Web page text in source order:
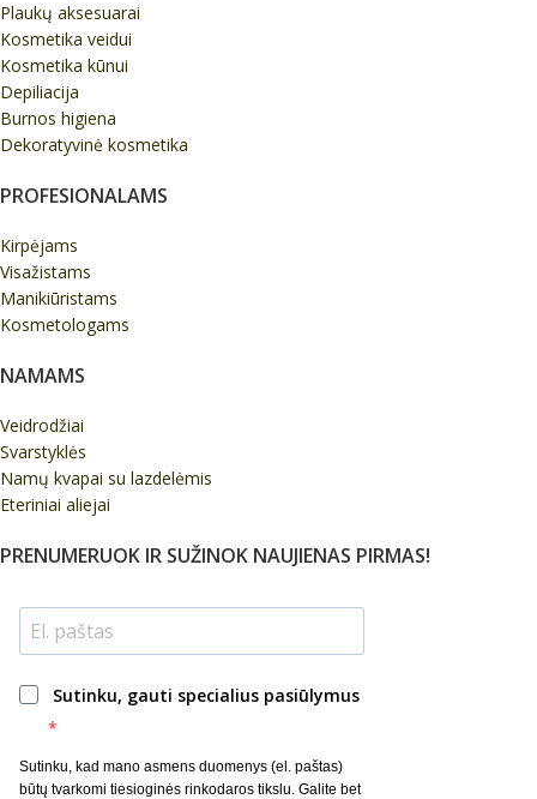
Plaukų aksesuarai
Kosmetika veidui
Kosmetika kūnui
Depiliacija
Burnos higiena
Dekoratyvinė kosmetika
PROFESIONALAMS
Kirpėjams
Visažistams
Manikiūristams
Kosmetologams
NAMAMS
Veidrodžiai
Svarstyklės
Namų kvapai su lazdelėmis
Eteriniai aliejai
PRENUMERUOK IR SUŽINOK NAUJIENAS PIRMAS!
Sutinku, gauti specialius pasiūlymus
Sutinku, kad mano asmens duomenys (el. paštas)
būtų tvarkomi tiesioginės rinkodaros tikslu. Galite bet